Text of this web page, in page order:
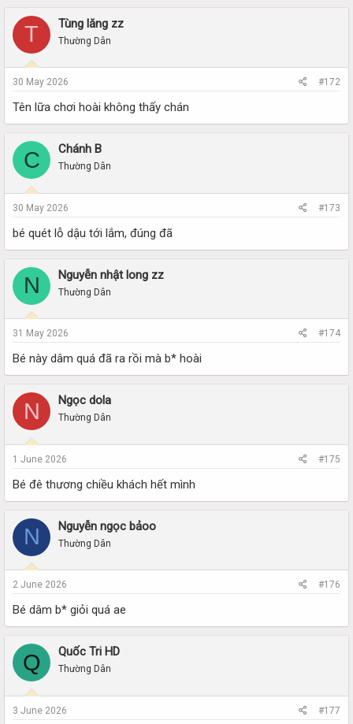
T Tùng lăng zz
Thường Dân
30 May 2026 #172
Tên lữa chơi hoài không thấy chán
C Chánh B
Thường Dân
30 May 2026 #173
bé quét lỗ dậu tới lắm, đúng đã
N Nguyễn nhật long zz
Thường Dân
31 May 2026 #174
Bé này dâm quá đã ra rồi mà b* hoài
N Ngọc dola
Thường Dân
1 June 2026 #175
Bé đê thương chiều khách hết mình
N Nguyễn ngọc bảoo
Thường Dân
2 June 2026 #176
Bé dâm b* giỏi quá ae
Q Quốc Tri HD
Thường Dân
3 June 2026 #177